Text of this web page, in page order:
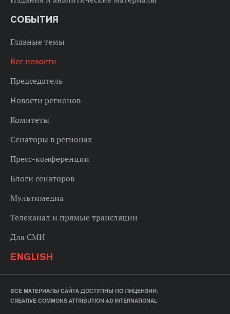
СОБЫТИЯ
Главные темы
Все новости
Председатель
Новости регионов
Комитеты
Сенаторы в регионах
Пресс-конференции
Блоги сенаторов
Мультимедиа
Телеканал и прямые трансляции
Для СМИ
ENGLISH
ВСЕ МАТЕРИАЛЫ САЙТА ДОСТУПНЫ ПО ЛИЦЕНЗИИ:
CREATIVE COMMONS ATTRIBUTION 4.0 INTERNATIONAL